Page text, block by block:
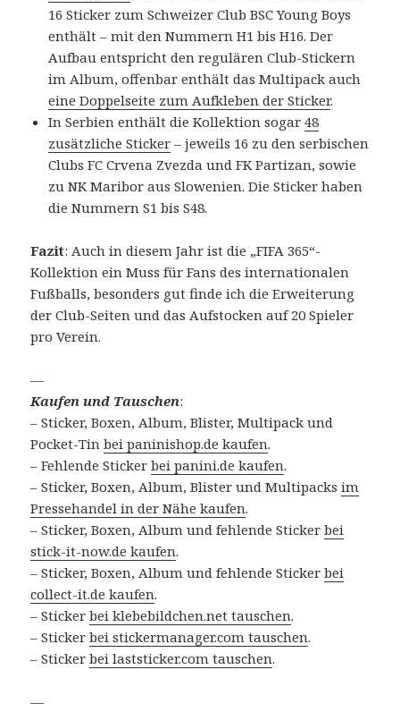
16 Sticker zum Schweizer Club BSC Young Boys
enthält – mit den Nummern H1 bis H16. Der
Aufbau entspricht den regulären Club-Stickern
im Album, offenbar enthält das Multipack auch
eine Doppelseite zum Aufkleben der Sticker.
In Serbien enthält die Kollektion sogar48
zusätzliche Sticker – jeweils 16 zu den serbischen
Clubs FC Crvena Zvezda und FK Partizan, sowie
zu NK Maribor aus Slowenien. Die Sticker haben
die Nummern S1 bis S48.
Fazit: Auch in diesem Jahr ist die „FIFA 365“-
Kollektion ein Muss für Fans des internationalen
Fußballs, besonders gut finde ich die Erweiterung
der Club-Seiten und das Aufstocken auf 20 Spieler
pro Verein.
—
Kaufen und Tauschen:
– Sticker, Boxen, Album, Blister, Multipack und
Pocket-Tinbei paninishop.de kaufen.
– Fehlende Stickerbei panini.de kaufen.
– Sticker, Boxen, Album, Blister und Multipacksim
Pressehandel in der Nähe kaufen.
– Sticker, Boxen, Album und fehlende Stickerbei
stick-it-now.de kaufen.
– Sticker, Boxen, Album und fehlende Stickerbei
collect-it.de kaufen.
– Stickerbei klebebildchen.net tauschen.
– Stickerbei stickermanager.com tauschen.
– Stickerbei laststicker.com tauschen.
—